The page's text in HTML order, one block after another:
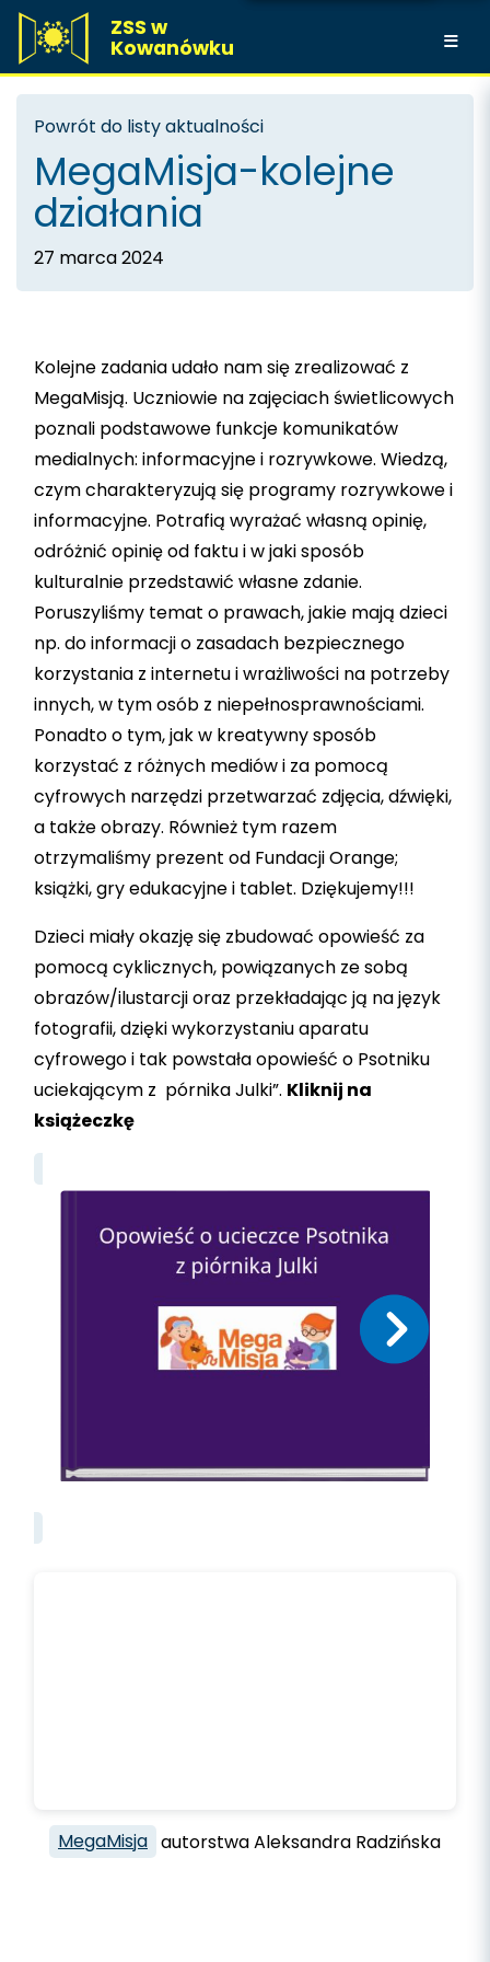
ZSS w
Kowanówku
Powrót do listy aktualności
MegaMisja-kolejne
działania
27 marca 2024
Kolejne zadania udało nam się zrealizować z
MegaMisją. Uczniowie na zajęciach świetlicowych
poznali podstawowe funkcje komunikatów
medialnych: informacyjne i rozrywkowe. Wiedzą,
czym charakteryzują się programy rozrywkowe i
informacyjne. Potrafią wyrażać własną opinię,
odróżnić opinię od faktu i w jaki sposób
kulturalnie przedstawić własne zdanie.
Poruszyliśmy temat o prawach, jakie mają dzieci
np. do informacji o zasadach bezpiecznego
korzystania z internetu i wrażliwości na potrzeby
innych, w tym osób z niepełnosprawnościami.
Ponadto o tym, jak w kreatywny sposób
korzystać z różnych mediów i za pomocą
cyfrowych narzędzi przetwarzać zdjęcia, dźwięki,
a także obrazy. Również tym razem
otrzymaliśmy prezent od Fundacji Orange;
książki, gry edukacyjne i tablet. Dziękujemy!!!
Dzieci miały okazję się zbudować opowieść za
pomocą cyklicznych, powiązanych ze sobą
obrazów/ilustarcji oraz przekładając ją na język
fotografii, dzięki wykorzystaniu aparatu
cyfrowego i tak powstała opowieść o Psotniku
uciekającym z pórnika Julki”. Kliknij na
książeczkę
MegaMisja autorstwa Aleksandra Radzińska